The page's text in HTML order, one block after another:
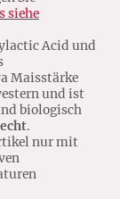
siehe
Acid und
Maisstärke
und ist
biologisch
.
nur mit